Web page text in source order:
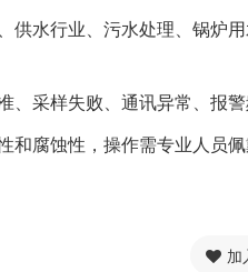
供水行业、污水处理、锅炉
、采样失败、通讯异常、报
和腐蚀性，操作需专业人员
加